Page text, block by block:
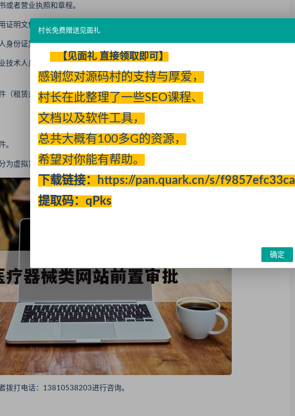
者营业执照和章程。
明文件（如验资报告、验资机构企业法人营业执照复印件等）。
份证复印件及简历。
术人员的资格证明和身份证明文件（如学历证书、职业资格证书和身份证复印
租赁办公场所的需提交房屋租赁合同和出租方房屋产权证明复印件,自有场所需提
。
虚拟货币的发行和虚拟货币的交易，但是网站只能经营其中的一项。
打电话：13810538203进行咨询。
村长免费赠送见面礼
【见面礼 直接领取即可】
感谢您对源码村的支持与厚爱，
村长在此整理了一些SEO课程、
文档以及软件工具，
总共大概有100多G的资源，
希望对你能有帮助。
下载链接：
https://pan.quark.cn/s/f9857efc33ca
提取码：qPks
确定